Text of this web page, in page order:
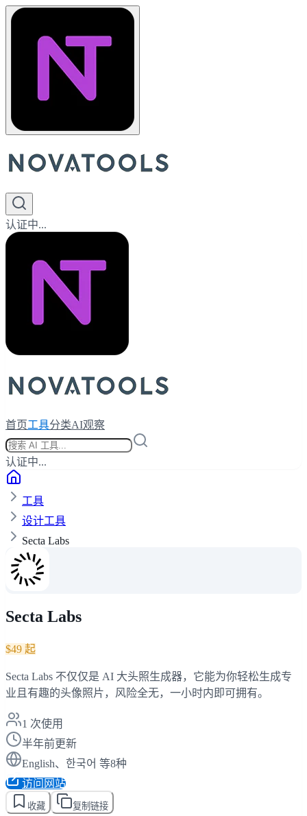
认证中...
首页工具分类AI观察
认证中...
工具
设计工具
Secta Labs
Secta Labs
$49 起
Secta Labs 不仅仅是 AI 大头照生成器，它能为你轻松生成专
业且有趣的头像照片，风险全无，一小时内即可拥有。
1 次使用
半年前更新
English、한국어 等8种
访问网站
收藏 复制链接